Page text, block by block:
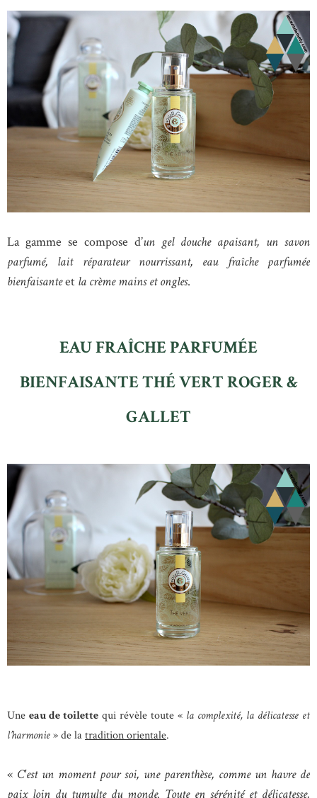
La gamme se compose d’un gel douche apaisant, un savon
parfumé, lait réparateur nourrissant, eau fraîche parfumée
bienfaisanteet la crème mains et ongles.
EAU FRAÎCHE PARFUMÉE
BIENFAISANTE THÉ VERT ROGER &
GALLET
Une eau de toilette qui révèle toute « la complexité, la délicatesse et
l’harmonie» de latradition orientale.
« C'est un moment pour soi, une parenthèse, comme un havre de
paix loin du tumulte du monde. Toute en sérénité et délicatesse,